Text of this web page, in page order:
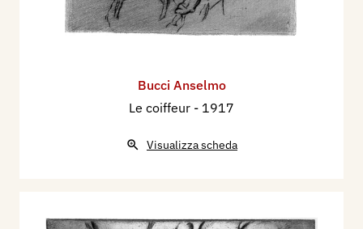
Bucci Anselmo
Le coiffeur - 1917
Visualizza scheda